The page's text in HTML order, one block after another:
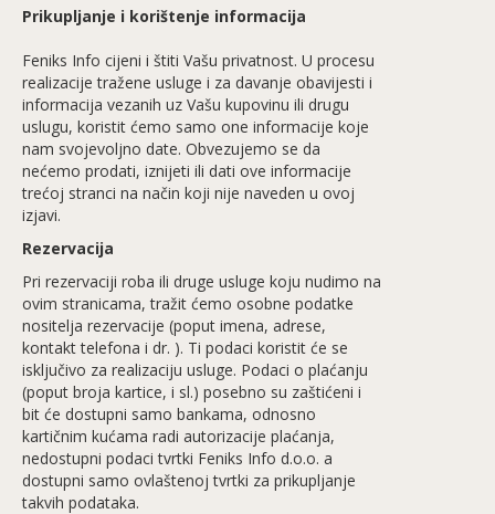
Prikupljanje i korištenje informacija
Feniks Info cijeni i štiti Vašu privatnost. U procesu
realizacije tražene usluge i za davanje obavijesti i
informacija vezanih uz Vašu kupovinu ili drugu
uslugu, koristit ćemo samo one informacije koje
nam svojevoljno date. Obvezujemo se da
nećemo prodati, iznijeti ili dati ove informacije
trećoj stranci na način koji nije naveden u ovoj
izjavi.
Rezervacija
Pri rezervaciji roba ili druge usluge koju nudimo na
ovim stranicama, tražit ćemo osobne podatke
nositelja rezervacije (poput imena, adrese,
kontakt telefona i dr. ). Ti podaci koristit će se
isključivo za realizaciju usluge. Podaci o plaćanju
(poput broja kartice, i sl.) posebno su zaštićeni i
bit će dostupni samo bankama, odnosno
kartičnim kućama radi autorizacije plaćanja,
nedostupni podaci tvrtki Feniks Info d.o.o. a
dostupni samo ovlaštenoj tvrtki za prikupljanje
takvih podataka.